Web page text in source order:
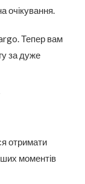
очікування.
Тепер вам
за дуже
отримати
моментів